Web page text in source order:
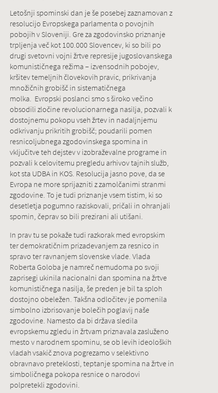
Letošnji spominski dan je še posebej zaznamovan z
resolucijo Evropskega parlamenta o povojnih
pobojih v Sloveniji. Gre za zgodovinsko priznanje
trpljenja več kot 100.000 Slovencev, ki so bili po
drugi svetovni vojni žrtve represije jugoslovanskega
komunističnega režima – izvensodnih pobojev,
kršitev temeljnih človekovih pravic, prikrivanja
množičnih grobišč in sistematičnega
molka. Evropski poslanci smo s široko večino
obsodili zločine revolucionarnega nasilja, pozvali k
dostojnemu pokopu vseh žrtev in nadaljnjemu
odkrivanju prikritih grobišč; poudarili pomen
resnicoljubnega zgodovinskega spomina in
vključitve teh dejstev v izobraževalne programe in
pozvali k celovitemu pregledu arhivov tajnih služb,
kot sta UDBA in KOS. Resolucija jasno pove, da se
Evropa ne more sprijazniti z zamolčanimi stranmi
zgodovine. To je tudi priznanje vsem tistim, ki so
desetletja pogumno raziskovali, pričali in ohranjali
spomin, čeprav so bili prezirani ali utišani.
In prav tu se pokaže tudi razkorak med evropskim
ter demokratičnim prizadevanjem za resnico in
spravo ter ravnanjem slovenske vlade. Vlada
Roberta Goloba je namreč nemudoma po svoji
zaprisegi ukinila nacionalni dan spomina na žrtve
komunističnega nasilja, še preden je bil ta sploh
dostojno obeležen. Takšna odločitev je pomenila
simbolno izbrisovanje bolečih poglavij naše
zgodovine. Namesto da bi država sledila
evropskemu zgledu in žrtvam priznavala zasluženo
mesto v narodnem spominu, se ob levih ideoloških
vladah vsakič znova pogrezamo v selektivno
obravnavo preteklosti, teptanje spomina na žrtve in
simboličnega pokopa resnice o narodovi
polpretekli zgodovini.